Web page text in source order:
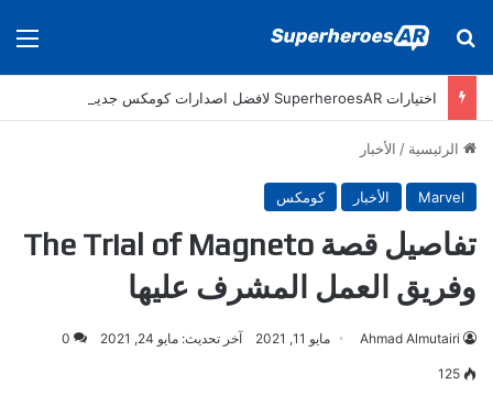
بحث عن
الرئيسية / الأخبار
Marvel الأخبار كومكس
تفاصيل قصة The Trial of Magneto
وفريق العمل المشرف عليها
Ahmad Almutairi مايو 11, 2021 آخر تحديث: مايو 24, 2021 0
125